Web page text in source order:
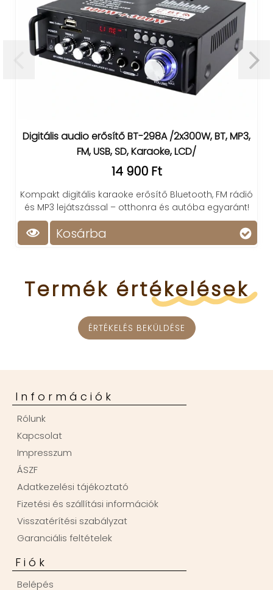
Digitális audio erősítő BT-298A /2x300W, BT, MP3,
FM, USB, SD, Karaoke, LCD/
14 900 Ft
Kompakt digitális karaoke erősítő Bluetooth, FM rádió
és MP3 lejátszással – otthonra és autóba egyaránt!
Kosárba
Termék értékelések
ÉRTÉKELÉS BEKÜLDÉSE
Információk
Rólunk
Kapcsolat
Impresszum
ÁSZF
Adatkezelési tájékoztató
Fizetési és szállítási információk
Visszatérítési szabályzat
Garanciális feltételek
Fiók
Belépés